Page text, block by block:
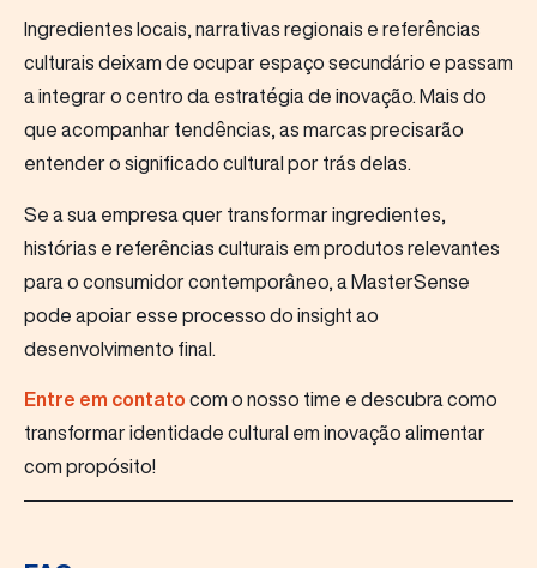
Ingredientes locais, narrativas regionais e referências
culturais deixam de ocupar espaço secundário e passam
a integrar o centro da estratégia de inovação. Mais do
que acompanhar tendências, as marcas precisarão
entender o significado cultural por trás delas.
Se a sua empresa quer transformar ingredientes,
histórias e referências culturais em produtos relevantes
para o consumidor contemporâneo, a MasterSense
pode apoiar esse processo do insight ao
desenvolvimento final.
Entre em contato com o nosso time e descubra como
transformar identidade cultural em inovação alimentar
com propósito!